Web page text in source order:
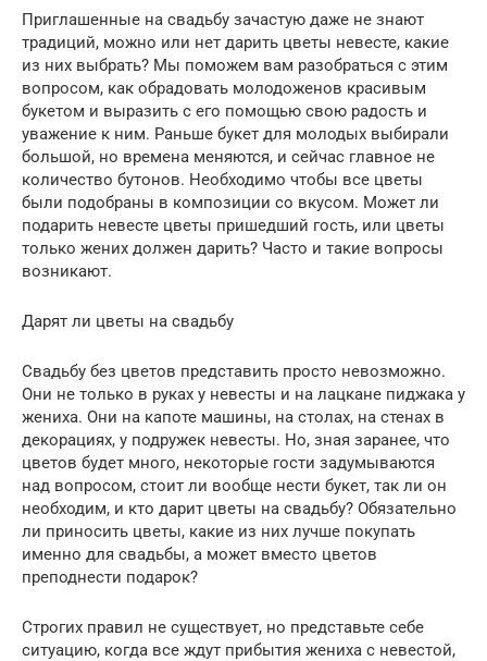
Приглашенные на свадьбу зачастую даже не знают
традиций, можно или нет дарить цветы невесте, какие
из них выбрать? Мы поможем вам разобраться с этим
вопросом, как обрадовать молодоженов красивым
букетом и выразить с его помощью свою радость и
уважение к ним. Раньше букет для молодых выбирали
большой, но времена меняются, и сейчас главное не
количество бутонов. Необходимо чтобы все цветы
были подобраны в композиции со вкусом. Может ли
подарить невесте цветы пришедший гость, или цветы
только жених должен дарить? Часто и такие вопросы
возникают.
Дарят ли цветы на свадьбу
Свадьбу без цветов представить просто невозможно.
Они не только в руках у невесты и на лацкане пиджака у
жениха. Они на капоте машины, на столах, на стенах в
декорациях, у подружек невесты. Но, зная заранее, что
цветов будет много, некоторые гости задумываются
над вопросом, стоит ли вообще нести букет, так ли он
необходим, и кто дарит цветы на свадьбу? Обязательно
ли приносить цветы, какие из них лучше покупать
именно для свадьбы, а может вместо цветов
преподнести подарок?
Строгих правил не существует, но представьте себе
ситуацию, когда все ждут прибытия жениха с невестой,